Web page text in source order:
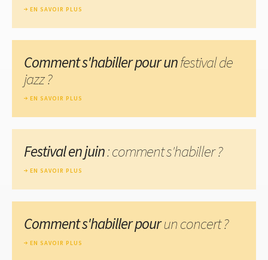
EN SAVOIR PLUS
Comment s'habiller pour unfestival de
jazz ?
EN SAVOIR PLUS
Festival en juin: comment s'habiller ?
EN SAVOIR PLUS
Comment s'habiller pourun concert ?
EN SAVOIR PLUS